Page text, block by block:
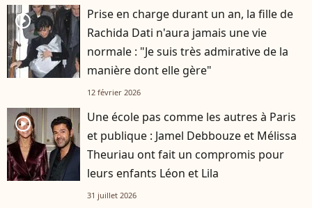
player2
Prise en charge durant un an, la fille de
Rachida Dati n'aura jamais une vie
normale : "Je suis très admirative de la
manière dont elle gère"
12 février 2026
player2
Une école pas comme les autres à Paris
et publique : Jamel Debbouze et Mélissa
Theuriau ont fait un compromis pour
leurs enfants Léon et Lila
31 juillet 2026